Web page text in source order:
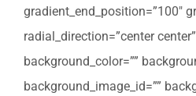
gradient_end_position=”100″
radial_direction=”center
background_color=””
background_image_id=””